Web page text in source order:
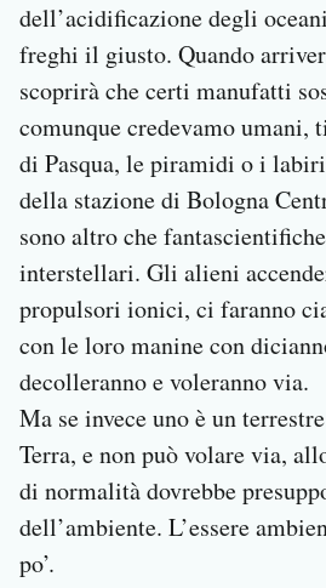
dell’acidificazione degli
freghi il giusto. Quando
scoprirà che certi manufatti
comunque credevamo umani,
di Pasqua, le piramidi o i
della stazione di Bologna
sono altro che
interstellari. Gli alieni
propulsori ionici, ci faranno
con le loro manine con
decolleranno e voleranno via.
Ma se invece uno è un
Terra, e non può volare via,
di normalità dovrebbe
dell’ambiente. L’essere
po’.